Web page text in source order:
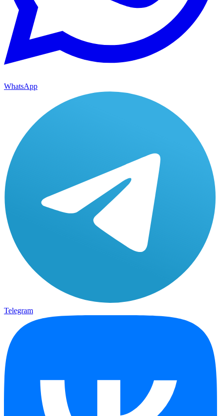
WhatsApp
Telegram